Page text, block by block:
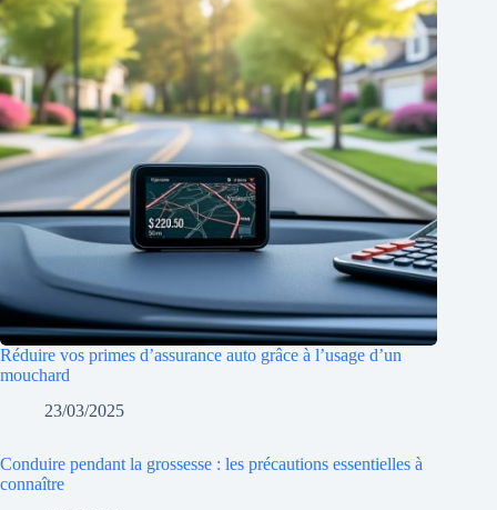
Réduire vos primes d’assurance auto grâce à l’usage d’un
mouchard
23/03/2025
Conduire pendant la grossesse : les précautions essentielles à
connaître